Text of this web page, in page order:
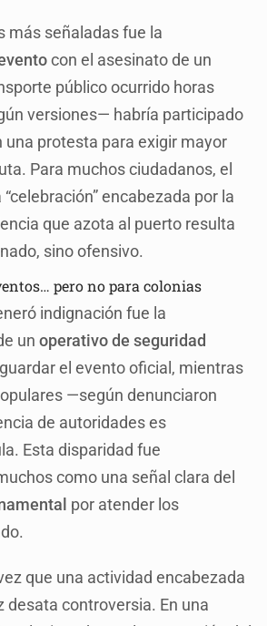
más señaladas fue la
con el asesinato de un
público ocurrido horas
versiones— habría participado
protesta para exigir mayor
Para muchos ciudadanos, el
encabezada por la
que azota al puerto resulta
sino ofensivo.
pero no para colonias
indignación fue la
unoperativo de seguridad
el evento oficial, mientras
—según denunciaron
de autoridades es
Esta disparidad fue
como una señal clara del
por atender los
que una actividad encabezada
desata controversia. En una